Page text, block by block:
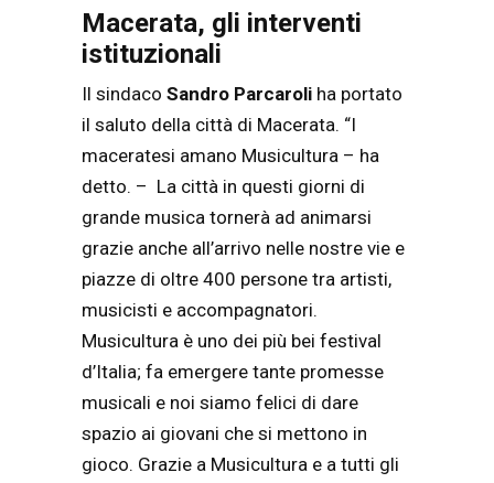
Macerata, gli interventi
istituzionali
Il sindaco Sandro Parcaroli ha portato
il saluto della città di Macerata. “I
maceratesi amano Musicultura – ha
detto. – La città in questi giorni di
grande musica tornerà ad animarsi
grazie anche all’arrivo nelle nostre vie e
piazze di oltre 400 persone tra artisti,
musicisti e accompagnatori.
Musicultura è uno dei più bei festival
d’Italia; fa emergere tante promesse
musicali e noi siamo felici di dare
spazio ai giovani che si mettono in
gioco. Grazie a Musicultura e a tutti gli